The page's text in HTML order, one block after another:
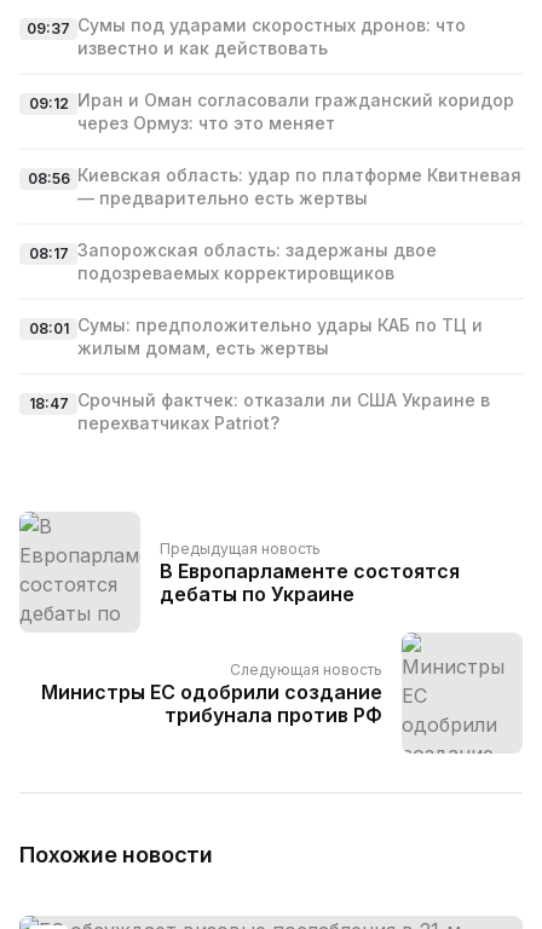
09:37 Сумы под ударами скоростных дронов: что
известно и как действовать
09:12 Иран и Оман согласовали гражданский коридор
через Ормуз: что это меняет
08:56 Киевская область: удар по платформе Квитневая
— предварительно есть жертвы
08:17 Запорожская область: задержаны двое
подозреваемых корректировщиков
08:01 Сумы: предположительно удары КАБ по ТЦ и
жилым домам, есть жертвы
18:47 Срочный фактчек: отказали ли США Украине в
перехватчиках Patriot?
Предыдущая новость
В Европарламенте состоятся
дебаты по Украине
Следующая новость
Министры ЕС одобрили создание
трибунала против РФ
Похожие новости